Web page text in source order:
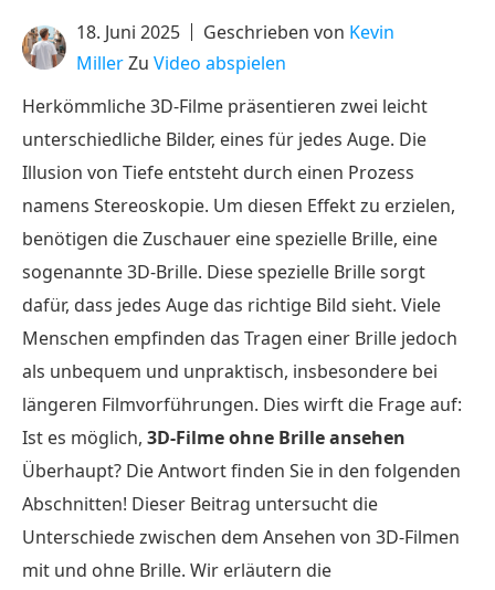
18. Juni 2025 Geschrieben von Kevin
MillerZu Video abspielen
Herkömmliche 3D-Filme präsentieren zwei leicht
unterschiedliche Bilder, eines für jedes Auge. Die
Illusion von Tiefe entsteht durch einen Prozess
namens Stereoskopie. Um diesen Effekt zu erzielen,
benötigen die Zuschauer eine spezielle Brille, eine
sogenannte 3D-Brille. Diese spezielle Brille sorgt
dafür, dass jedes Auge das richtige Bild sieht. Viele
Menschen empfinden das Tragen einer Brille jedoch
als unbequem und unpraktisch, insbesondere bei
längeren Filmvorführungen. Dies wirft die Frage auf:
Ist es möglich, 3D-Filme ohne Brille ansehen
Überhaupt? Die Antwort finden Sie in den folgenden
Abschnitten! Dieser Beitrag untersucht die
Unterschiede zwischen dem Ansehen von 3D-Filmen
mit und ohne Brille. Wir erläutern die